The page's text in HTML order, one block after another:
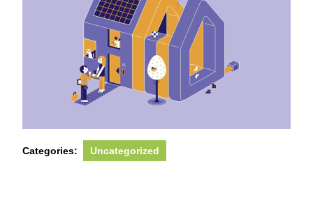
Categories: Uncategorized